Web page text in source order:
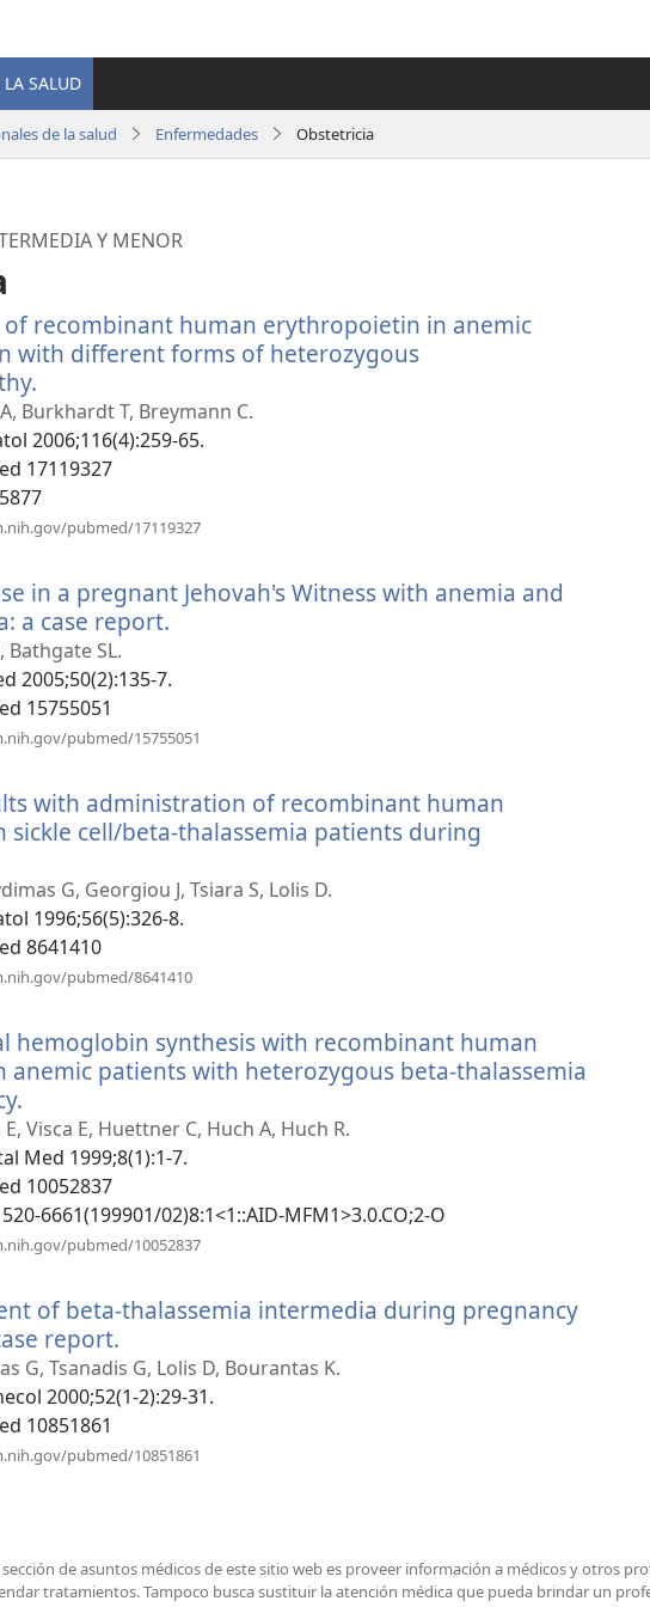
LA SALUD
de la salud Enfermedades Obstetricia
Y MENOR
of recombinant human erythropoietin in anemic
with different forms of heterozygous
una
nueva
ventana)
Burkhardt T, Breymann C.
2006;116(4):259-65.
17119327
pubmed/17119327
ventana)
in a pregnant Jehovah's Witness with anemia and
a case report.
nueva
Bathgate SL.
2005;50(2):135-7.
15755051
pubmed/15755051
ventana)
with administration of recombinant human
cell/beta-thalassemia patients during
G, Georgiou J, Tsiara S, Lolis D.
1996;56(5):326-8.
8641410
pubmed/8641410
ventana)
hemoglobin synthesis with recombinant human
patients with heterozygous beta-thalassemia
una
nueva
ventana)
Visca E, Huettner C, Huch A, Huch R.
Med 1999;8(1):1-7.
10052837
6661(199901/02)8:1<1::AID-MFM1>3.0.CO;2-O
pubmed/10052837
ventana)
of beta-thalassemia intermedia during pregnancy
report.
una
nueva
G, Tsanadis G, Lolis D, Bourantas K.
2000;52(1-2):29-31.
10851861
pubmed/10851861
de asuntos médicos de este sitio web es proveer información a médicos y otros
tratamientos. Tampoco busca sustituir la atención médica que pueda brindar un